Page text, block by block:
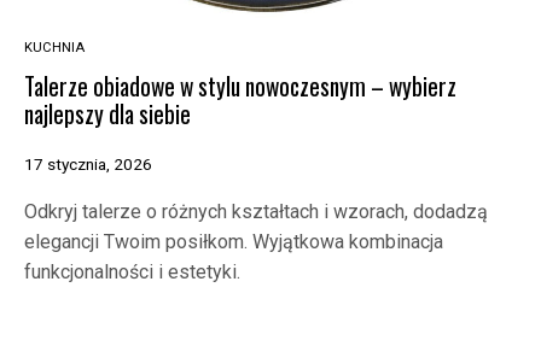
KUCHNIA
Talerze obiadowe w stylu nowoczesnym – wybierz
najlepszy dla siebie
17 stycznia, 2026
Odkryj talerze o różnych kształtach i wzorach, dodadzą
elegancji Twoim posiłkom. Wyjątkowa kombinacja
funkcjonalności i estetyki.